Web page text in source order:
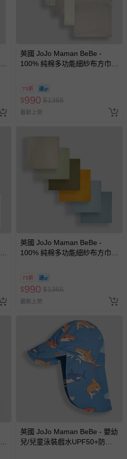
英國 JoJo Maman BeBe -
100% 純棉多功能細紗布方巾/
73折
$990 $1365
最新上架
英國 JoJo Maman BeBe -
100% 純棉多功能細紗布方巾/
73折
$990 $1365
最新上架
英國 JoJo Maman BeBe - 嬰幼
兒/兒童泳裝戲水UPF50+防曬